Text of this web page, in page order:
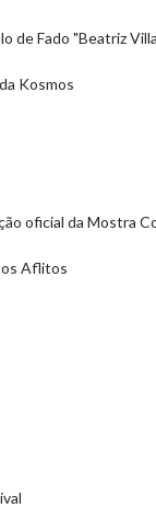
de Fado "Beatriz
Kosmos
oficial da Mostra
Aflitos